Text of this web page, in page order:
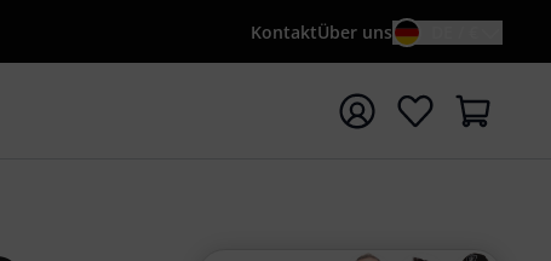
KontaktÜber uns
mit Suchwort {searchTerm} starten